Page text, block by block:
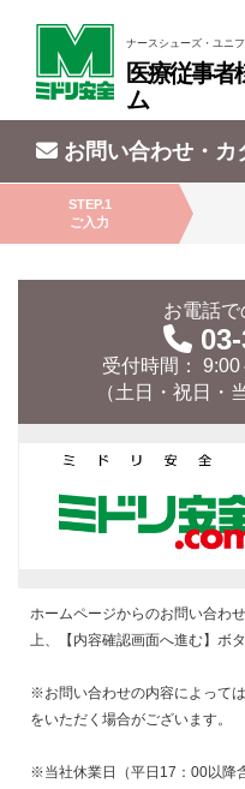
ナースシューズ・ユニ
医療従事者
ム
お問い合わせ・カ
STEP.1
ご入力
お電話
受付時間：
（土日・祝日・
ホームページからのお問い合わ
上、【内容確認画面へ進む】ボ
※お問い合わせの内容によって
をいただく場合がございます。
※当社休業日（平日17：00以降